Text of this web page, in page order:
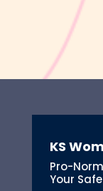
KS
Pro-
Your